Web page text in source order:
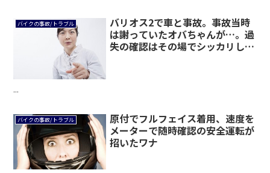
バイクの事故/トラブル
バリオス2で車と事故。事故当時
は謝っていたオバちゃんが…。過
失の確認はその場でシッカリしな
...
バイクの事故/トラブル
原付でフルフェイス着用、速度を
メーターで随時確認の安全運転が
招いたワナ